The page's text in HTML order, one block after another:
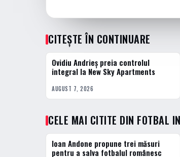
CITEȘTE ÎN CONTINUARE
FOTBAL INTERN
Ovidiu Andrieș preia controlul
integral la New Sky Apartments
AUGUST 7, 2026
CELE MAI CITITE DIN FOTBAL
1 · TOP
Ioan Andone propune trei măsuri
pentru a salva fotbalul românesc